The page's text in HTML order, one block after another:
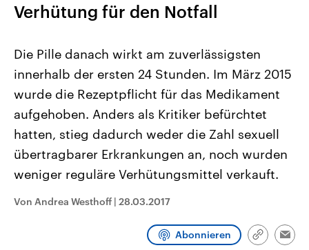
Landtagswahl Sachsen-Anhalt
2026
Alle Informationen
Sachsen-Anhalt wählt am 6.
September 2026 einen neuen
Landtag. Seit 2021 wird das
Bundesland von einer Koalition aus
Umfragen, Prognosen,
Wahlprogramme, aktuelle Berichte
und Kandidaten der anstehenden
USA
Aktuelle Beiträge,
Hintergründe
Wirtschaftlich und
gehören die Vereinigten
den mächtigsten Ländern
mit großem Einfluss auf
Verhütung für den Notfall
Die Pille danach wirkt am zuverlässigsten
innerhalb der ersten 24 Stunden. Im März 2015
wurde die Rezeptpflicht für das Medikament
aufgehoben. Anders als Kritiker befürchtet
hatten, stieg dadurch weder die Zahl sexuell
übertragbarer Erkrankungen an, noch wurden
weniger reguläre Verhütungsmittel verkauft.
Von Andrea Westhoff | 28.03.2017
Abonnieren
Link